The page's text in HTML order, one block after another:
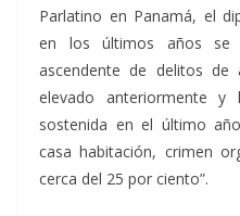
Parlatino en Panamá, el
en los últimos años se
ascendente de delitos
elevado anteriormente y
sostenida en el último
casa habitación, crimen
cerca del 25 por ciento”.